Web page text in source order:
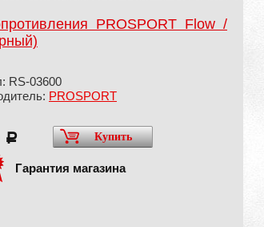
PROSPORT Flow /
RS-03600
PROSPORT
a Купить
Гарантия магазина